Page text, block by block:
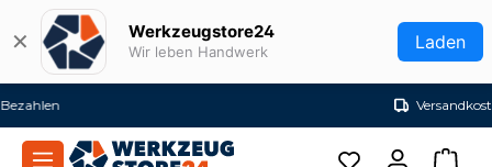
Zum Hauptinhalt springen
✕ Werkzeugstore24
Wir leben Handwerk Laden